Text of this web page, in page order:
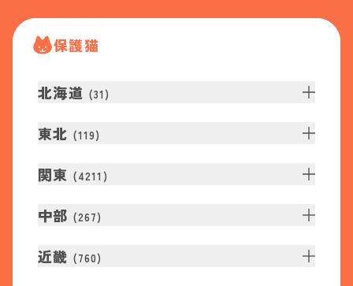
保護猫
北海道 (31 )
東北 (119)
関東 (4211 )
中部 (267)
近畿 (760)